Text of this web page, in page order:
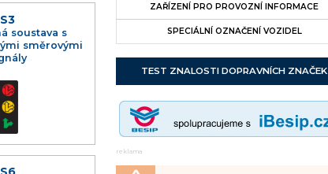
S3
soustava s
směrovými
ZAŘÍZENÍ PRO PROVOZNÍ INFORMACE
SPECIÁLNÍ OZNAČENÍ VOZIDEL
TEST ZNALOSTI DOPRAVNÍCH ZNAČEK
reklama